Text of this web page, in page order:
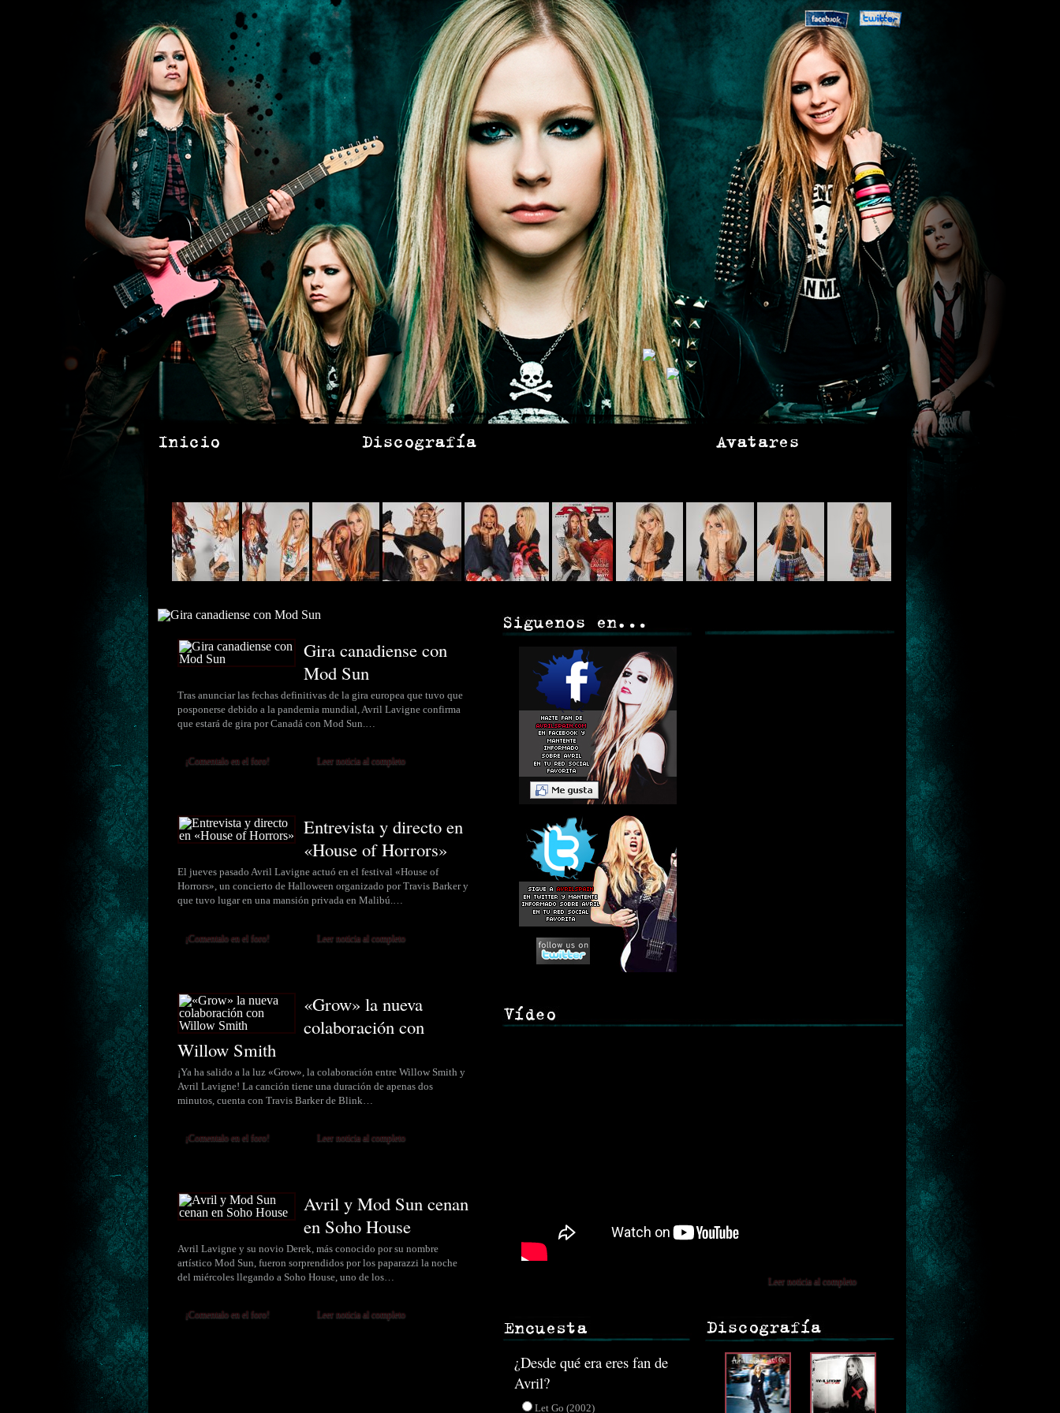
Gira canadiense con
Mod Sun
Tras anunciar las fechas definitivas de la gira europea que tuvo que
posponerse debido a la pandemia mundial, Avril Lavigne confirma
que estará de gira por Canadá con Mod Sun.…
¡Comentalo en el foro! Leer noticia al completo
Entrevista y directo en
«House of Horrors»
El jueves pasado Avril Lavigne actuó en el festival «House of
Horrors», un concierto de Halloween organizado por Travis Barker y
que tuvo lugar en una mansión privada en Malibú.…
¡Comentalo en el foro! Leer noticia al completo
«Grow» la nueva
colaboración con
Willow Smith
¡Ya ha salido a la luz «Grow», la colaboración entre Willow Smith y
Avril Lavigne! La canción tiene una duración de apenas dos
minutos, cuenta con Travis Barker de Blink…
¡Comentalo en el foro! Leer noticia al completo
Avril y Mod Sun cenan
en Soho House
Avril Lavigne y su novio Derek, más conocido por su nombre
artístico Mod Sun, fueron sorprendidos por los paparazzi la noche
del miércoles llegando a Soho House, uno de los…
¡Comentalo en el foro! Leer noticia al completo
Leer noticia al completo
¿Desde qué era eres fan de
Avril?
Let Go (2002)